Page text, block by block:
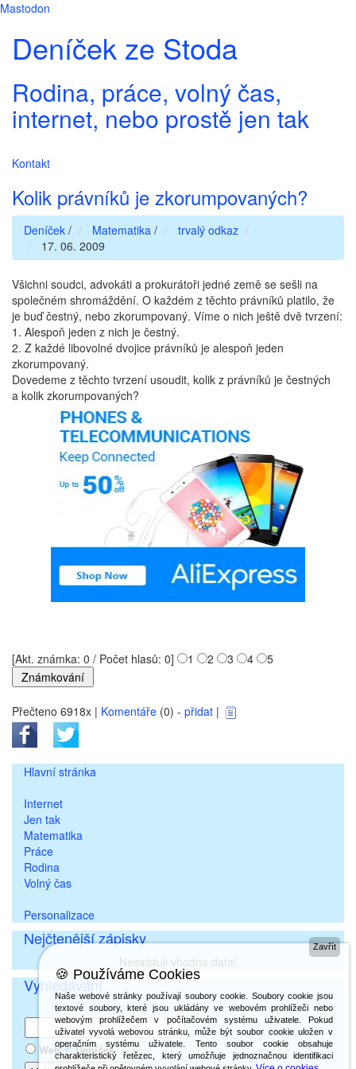
Mastodon
Deníček ze Stoda
Rodina, práce, volný čas,
internet, nebo prostě jen tak
Kontakt
Kolik právníků je zkorumpovaných?
Deníček / Matematika /
trvalý odkaz
17. 06. 2009
Všichni soudci, advokáti a prokurátoři jedné země se sešli na
společném shromáždění. O každém z těchto právníků platilo, že
je buď čestný, nebo zkorumpovaný. Víme o nich ještě dvě tvrzení:
1. Alespoň jeden z nich je čestný.
2. Z každé libovolné dvojice právníků je alespoň jeden
zkorumpovaný.
Dovedeme z těchto tvrzení usoudit, kolik z právníků je čestných
a kolik zkorumpovaných?
[Akt. známka: 0 / Počet hlasů: 0] 1 2 3 4 5
Přečteno 6918x | Komentáře (0) - přidat |
Hlavní stránka
Internet
Jen tak
Matematika
Práce
Rodina
Volný čas
Personalizace
Nejčtenější zápisky
Neexistuji vhodna data!
Vyhledávání
Web Deníček
Zavřít
🍪 Používáme Cookies
Naše webové stránky používají soubory cookie. Soubory cookie jsou
textové soubory, které jsou ukládány ve webovém prohlížeči nebo
webovým prohlížečem v počítačovém systému uživatele. Pokud
uživatel vyvolá webovou stránku, může být soubor cookie uložen v
operačním systému uživatele. Tento soubor cookie obsahuje
charakteristický řetězec, který umožňuje jednoznačnou identifikaci